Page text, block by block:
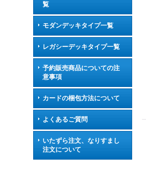
覧
モダンデッキタイプ一覧
レガシーデッキタイプ一覧
予約販売商品についての注
意事項
カードの梱包方法について
よくあるご質問
いたずら注文、なりすまし
注文について